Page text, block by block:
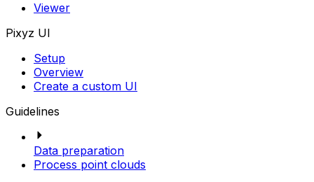
Viewer
Pixyz UI
Setup
Overview
Create a custom UI
Guidelines
Data preparation
Process point clouds